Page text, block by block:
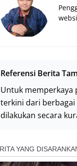
Referensi Berita
Untuk memperkaya
terkini dari
dilakukan secara